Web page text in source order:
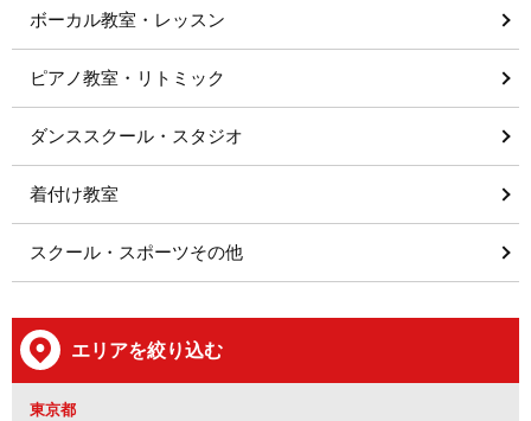
ボーカル教室・レッスン
ピアノ教室・リトミック
ダンススクール・スタジオ
着付け教室
スクール・スポーツその他
エリアを絞り込む
東京都